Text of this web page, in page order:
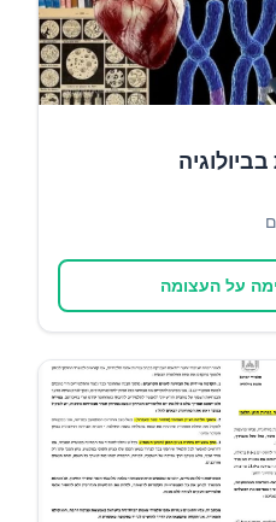
על העצומה